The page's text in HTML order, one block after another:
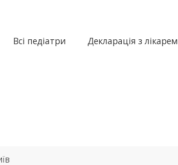
Всі педіатри Декларація з лікарем